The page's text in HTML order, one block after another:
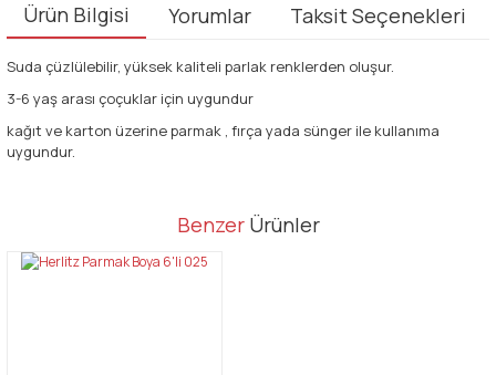
Ürün Bilgisi Yorumlar Taksit Seçenekleri
Suda çüzlülebilir, yüksek kaliteli parlak renklerden oluşur.
3-6 yaş arası çoçuklar için uygundur
kağıt ve karton üzerine parmak , fırça yada sünger ile kullanıma
uygundur.
Bu ürüne ilk yorumu siz yapın!
Bu ürünün fiyat bilgisi, resim, ürün açıklamalarında ve diğer
tarafımıza iletebilirsiniz.
Benzer Ürünler